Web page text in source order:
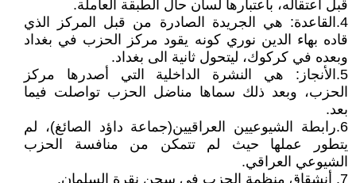
قبل أعتقاله، بأعتبارها لسان حال الطبقة العاملة.
4.القاعدة: هي الجريدة الصادرة من قبل المركز الذي
قاده بهاء الدين نوري كونه يقود مركز الحزب في بغداد
وبعده في كركوك، ليتحول ثانية الى بغداد.
5.الأنجاز: هي النشرة الداخلية التي أصدرها مركز
الحزب، وبعد ذلك سماها مناضل الحزب تواصلت فيما
بعد.
6.رابطة الشيوعيين العراقيين(جماعة داؤد الصائغ)، لم
يتطور عملها حيث لم تتمكن من منافسة الحزب
الشيوعي العراقي.
7. أنشقاق منظمة الحزب في سجن نقرة السلمان.